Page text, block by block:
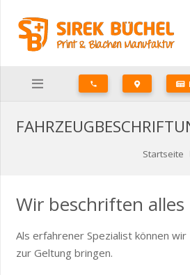
phone
Startseite
Wir beschriften alles
Als erfahrener Spezialist können
zur Geltung bringen.